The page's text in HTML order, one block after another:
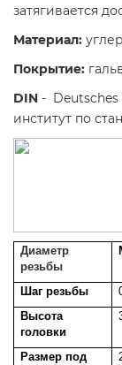
затягивается
Материал:
Покрытие:
DIN -
институт по
Диаметр
резьбы
Шаг резьбы
Высота
головки
Размер под